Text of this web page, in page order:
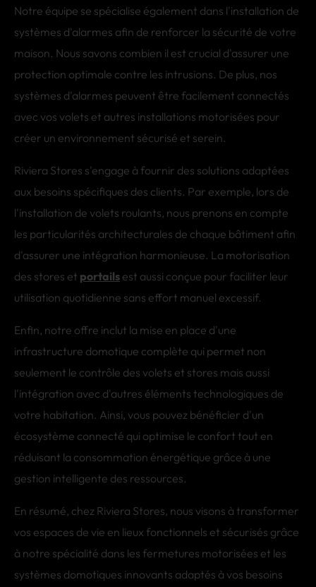
Notre équipe se spécialise également dans l'installation de
systèmes d'alarmes afin de renforcer la sécurité de votre
maison. Nous savons combien il est crucial d'assurer une
protection optimale contre les intrusions. De plus, nos
systèmes d'alarmes peuvent être facilement connectés
avec vos volets et autres installations motorisées pour
créer un environnement sécurisé et serein.
Riviera Stores s'engage à fournir des solutions adaptées
aux besoins spécifiques des clients. Par exemple, lors de
l'installation de volets roulants, nous prenons en compte
les particularités architecturales de chaque bâtiment afin
d'assurer une intégration harmonieuse. La motorisation
des stores et portails est aussi conçue pour faciliter leur
utilisation quotidienne sans effort manuel excessif.
Enfin, notre offre inclut la mise en place d'une
infrastructure domotique complète qui permet non
seulement le contrôle des volets et stores mais aussi
l'intégration avec d'autres éléments technologiques de
votre habitation. Ainsi, vous pouvez bénéficier d'un
écosystème connecté qui optimise le confort tout en
réduisant la consommation énergétique grâce à une
gestion intelligente des ressources.
En résumé, chez Riviera Stores, nous visons à transformer
vos espaces de vie en lieux fonctionnels et sécurisés grâce
à notre spécialité dans les fermetures motorisées et les
systèmes domotiques innovants adaptés à vos besoins